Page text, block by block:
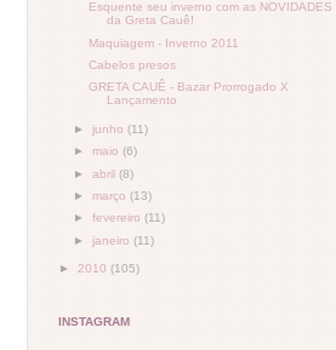
Esquente seu inverno com as NOVIDADES
da Greta Cauê!
Maquiagem - Inverno 2011
Cabelos presos
GRETA CAUÊ - Bazar Prorrogado X
Lançamento
► junho (11)
► maio (6)
► abril (8)
► março (13)
► fevereiro (11)
► janeiro (11)
► 2010 (105)
INSTAGRAM